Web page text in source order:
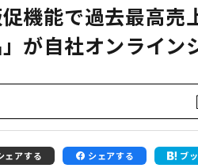
ェント一体型
次世代クラウド
OMO
DX
唯一の
機能で過去最高売
が自社オンライン
ェアする シェアする ブ